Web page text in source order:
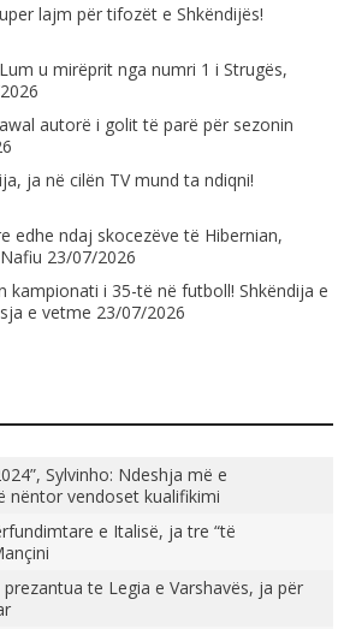
lajm për tifozët e Shkëndijës!
u mirëprit nga numri 1 i Strugës,
autorë i golit të parë për sezonin
ja në cilën TV mund ta ndiqni!
edhe ndaj skocezëve të Hibernian,
23/07/2026
kampionati i 35-të në futboll! Shkëndija e
e vetme 23/07/2026
Sylvinho: Ndeshja më e
nëntor vendoset kualifikimi
e Italisë, ja tre “të
prezantua te Legia e Varshavës, ja për